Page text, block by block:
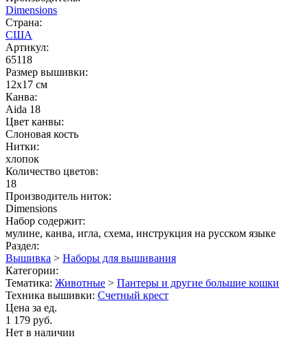
Dimensions
Страна:
США
Артикул:
65118
Размер вышивки:
12x17 см
Канва:
Aida 18
Цвет канвы:
Слоновая кость
Нитки:
хлопок
Количество цветов:
18
Производитель ниток:
Dimensions
Набор содержит:
мулине, канва, игла, схема, инструкция на русском языке
Раздел:
Вышивка > Наборы для вышивания
Категории:
Тематика: Животные > Пантеры и другие большие кошки
Техника вышивки: Счетный крест
Цена за ед.
1 179 руб.
Нет в наличии